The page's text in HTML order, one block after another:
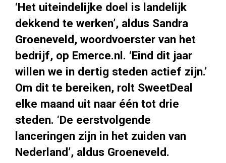
‘Het uiteindelijke doel is landelijk
dekkend te werken’, aldus Sandra
Groeneveld, woordvoerster van het
bedrijf, op Emerce.nl. ‘Eind dit jaar
willen we in dertig steden actief zijn.’
Om dit te bereiken, rolt SweetDeal
elke maand uit naar één tot drie
steden. ‘De eerstvolgende
lanceringen zijn in het zuiden van
Nederland’, aldus Groeneveld.